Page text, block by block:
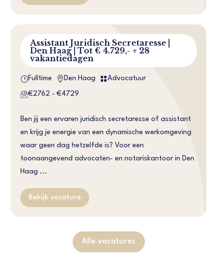
Assistant Juridisch Secretaresse |
Den Haag | Tot € 4.729,- + 28
vakantiedagen
}Fulltime Den Haag Advocatuur
€2762 - €4729
Ben jij een ervaren juridisch secretaresse of assistant
en krijg je energie van een dynamische werkomgeving
waar geen dag hetzelfde is? Voor een
toonaangevend advocaten- en notariskantoor in Den
Haag ...
Bekijk vacature
Alle vacatures